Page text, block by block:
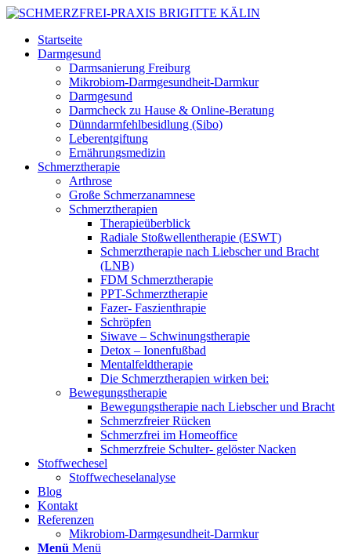
Startseite
Darmgesund
Darmsanierung Freiburg
Mikrobiom-Darmgesundheit-Darmkur
Darmgesund
Darmcheck zu Hause & Online-Beratung
Dünndarmfehlbesidlung (Sibo)
Leberentgiftung
Ernährungsmedizin
Schmerztherapie
Arthrose
Große Schmerzanamnese
Schmerztherapien
Therapieüberblick
Radiale Stoßwellentherapie (ESWT)
Schmerztherapie nach Liebscher und Bracht
(LNB)
FDM Schmerztherapie
PPT-Schmerztherapie
Fazer- Faszienthrapie
Schröpfen
Siwave – Schwinungstherapie
Detox – Ionenfußbad
Mentalfeldtherapie
Die Schmerztherapien wirken bei:
Bewegungstherapie
Bewegungstherapie nach Liebscher und Bracht
Schmerzfreier Rücken
Schmerzfrei im Homeoffice
Schmerzfreie Schulter- gelöster Nacken
Stoffwechesel
Stoffwecheselanalyse
Blog
Kontakt
Referenzen
Mikrobiom-Darmgesundheit-Darmkur
Menü Menü